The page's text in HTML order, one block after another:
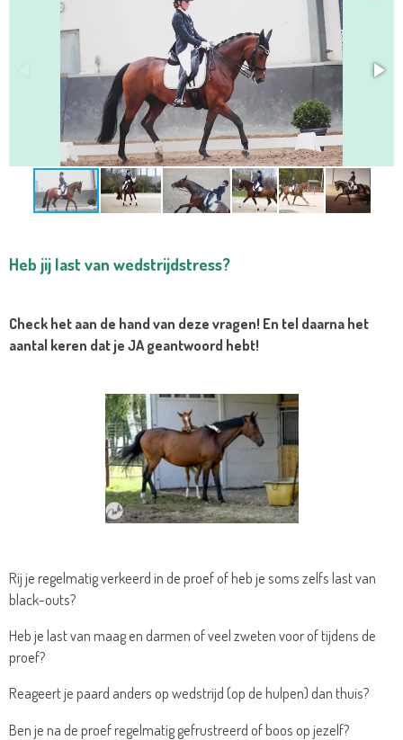
Heb jij last van wedstrijdstress?
Check het aan de hand van deze vragen! En tel daarna het
aantal keren dat je JA geantwoord hebt!
Rij je regelmatig verkeerd in de proef of heb je soms zelfs last van
black-outs?
Heb je last van maag en darmen of veel zweten voor of tijdens de
proef?
Reageert je paard anders op wedstrijd (op de hulpen) dan thuis?
Ben je na de proef regelmatig gefrustreerd of boos op jezelf?